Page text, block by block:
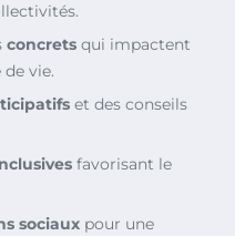
concrets qui impactent
vie.
et des conseils
favorisant le
sociaux pour une